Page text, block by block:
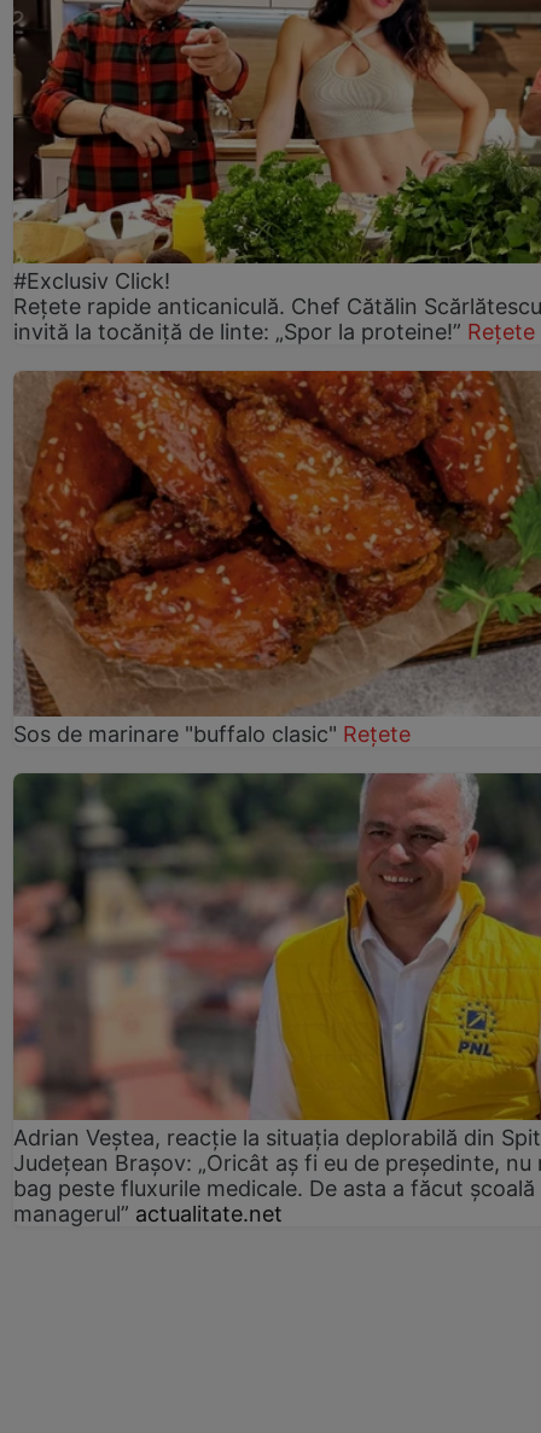
#Exclusiv Click!
Rețete rapide anticaniculă. Chef Cătălin
invită la tocăniță de linte: „Spor la proteine!” Rețete
Sos de marinare "buffalo clasic" Rețete
Adrian Veștea, reacție la situația deplorabilă din
Județean Brașov: „Oricât aș fi eu de președinte, nu
bag peste fluxurile medicale. De asta a făcut școală
managerul” actualitate.net